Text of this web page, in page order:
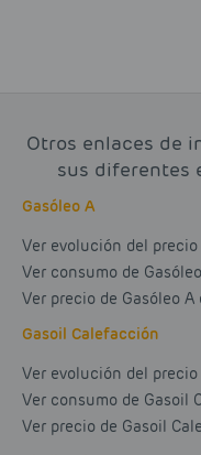
Otros enlaces de
sus diferentes
Gasóleo A
Ver evolución del
Ver consumo de
Ver precio de Gasóleo
Gasoil Calefacción
Ver evolución del
Ver consumo de Gasoil
Ver precio de Gasoil